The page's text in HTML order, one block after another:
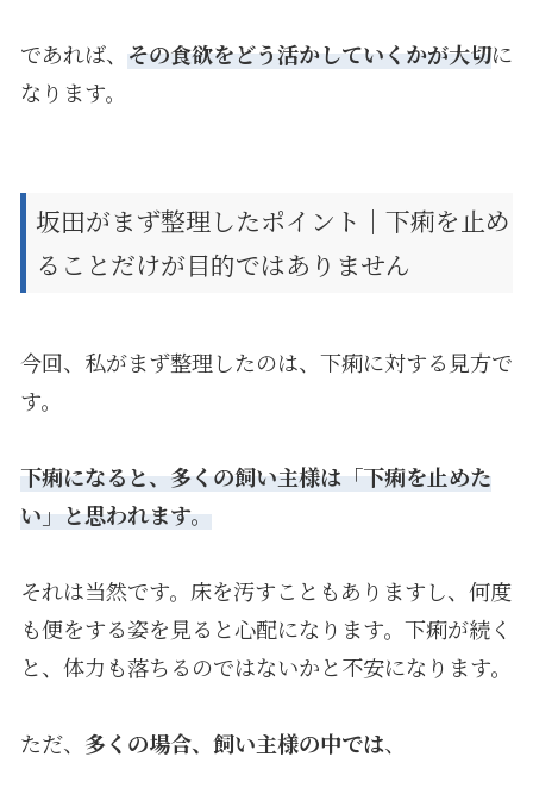
であれば、 その食欲をどう活かしていくかが大切に
なります。
坂田がまず整理したポイント｜下痢を止め
ることだけが目的ではありません
今回、私がまず整理したのは、下痢に対する見方で
す。
下痢になると、多くの飼い主様は「下痢を止めた
い」と思われます。
それは当然です。床を汚すこともありますし、何度
も便をする姿を見ると心配になります。下痢が続く
と、体力も落ちるのではないかと不安になります。
ただ、 多くの場合、飼い主様の中では、